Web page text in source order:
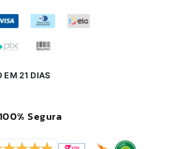
EM 21 DIAS
Segura